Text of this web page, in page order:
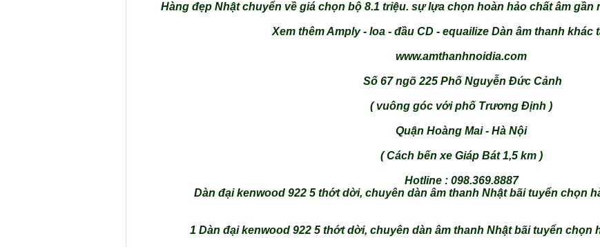
Hàng đẹp Nhật chuyển về giá chọn bộ 8.1 triệu. sự lựa chọn hoàn hảo chất âm gần
Xem thêm Amply - loa - đầu CD - equailize Dàn âm thanh khác
www.amthanhnoidia.com
Số 67 ngõ 225 Phố Nguyễn Đức Cảnh
( vuông góc với phố Trương Định )
Quận Hoàng Mai - Hà Nội
( Cách bến xe Giáp Bát 1,5 km )
Hotline : 098.369.8887
Dàn đại kenwood 922 5 thớt dời, chuyên dàn âm thanh Nhật bãi tuyển chọn
1 Dàn đại kenwood 922 5 thớt dời, chuyên dàn âm thanh Nhật bãi tuyển chọn